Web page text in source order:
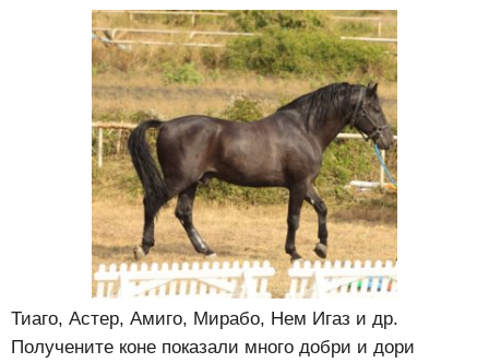
Тиаго, Астер, Амиго, Мирабо, Нем Игаз и др.
Получените коне показали много добри и дори